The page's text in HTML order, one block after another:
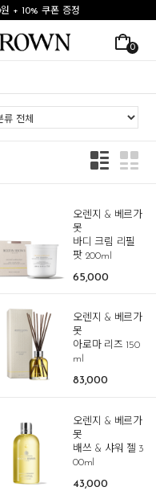
+ 10% 쿠폰 증정
0
오렌지 & 베르가
못
바디 크림 리필
팟 200ml
65,000
오렌지 & 베르가
못
아로마 리즈 150
ml
83,000
오렌지 & 베르가
못
배쓰 & 샤워 젤 3
00ml
43,000